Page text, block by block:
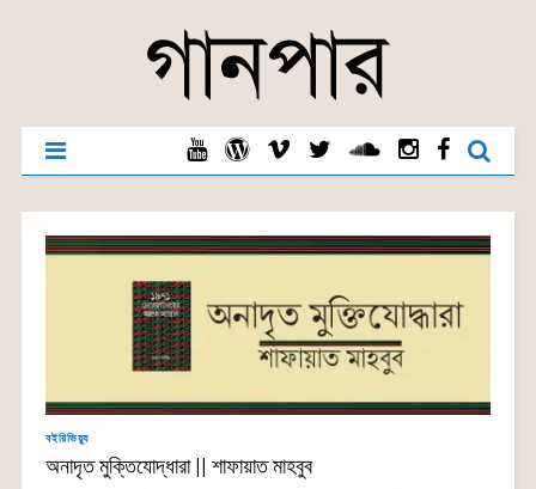
বইরিভিয়্যু
অনাদৃত মুক্তিযোদ্ধারা || শাফায়াত মাহবুব